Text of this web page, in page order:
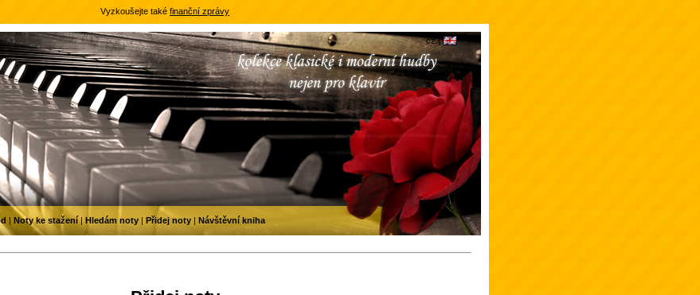
Vyzkoušejte také finanční zprávy
| Noty ke stažení| Hledám noty | Přidej noty | Návštěvní kniha